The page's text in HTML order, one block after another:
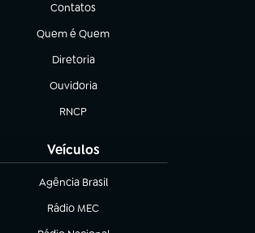
Contatos
(abre em nova aba)
Quem é Quem
(abre em nova aba)
Diretoria
(abre em nova aba)
Ouvidoria
(abre em nova aba)
RNCP
(abre em nova aba)
Veículos
Agência Brasil
(abre em nova aba)
Rádio MEC
(abre em nova aba)